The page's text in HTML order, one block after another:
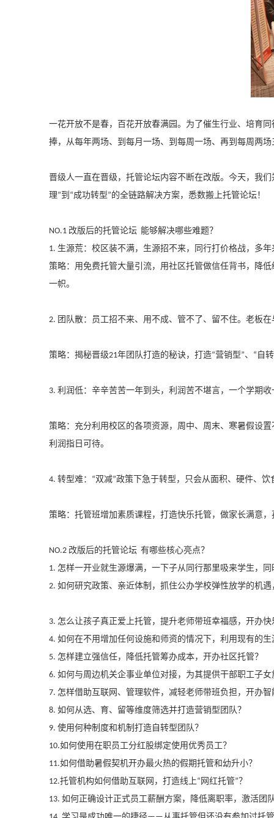
一花开放不是春，百花开放春满园。为了催生行业、培育
捧，从每年两场、到每月一场、到每周一场、再到每周两
晋级人一直在晋级，托管论坛内容不断在改版。今天，我
理”到 “成功转型”的全链路解决方案，悉数搬上托管论坛！
NO.1 改版后的托管论坛 能够解决哪些难题？
1. 生源荒：校区装不满，生源招不来，同行打价格战，多
策略：用免费托管大量引流，用社区托管做信任背书，降
一帜。
2. 团队散：员工招不来、用不成、管不了、留不住。老板
策略：揭秘晋级21年团队打造的秘诀，打造“营销型”、 “ 自
3. 利润低：辛辛苦苦一年到头，利润苦不堪言，一个学期
策略：充分利用校区的各项资源，周中、周末、寒暑假设
利润指日可待。
4. 转型难： “双减”政策下急于转型，只会从面积、硬件、
策略：托管班增加素质课程，打造快乐托管，做家长满意
NO.2 改版后的托管论坛 有哪些核心亮点？
1. 怎样一开业就生源爆满，一下子从同行那里吸来学生，
2. 如何研究政策、亲近体制，抓住公办学校弹性放学的机
3. 怎么让孩子真正爱上托管，提升老师带班幸福感，开办快
4. 如何在不用增加任何设施和师资的情况下，利用现有的
5. 怎样建立强信任，降低托管筹办成本，开办社区托管？
6. 如何与周边机关企事业单位对接，为其提供干部职工子
7. 怎样借助互联网、管理软件，减轻老师带班负担，开办智
8. 如何从选、育、留等维度筛选并打造营销型团队？
9. 使用何种制度和机制打造自转型团队？
10.如何使用在职员工分红股绑定使用优秀员工？
11.如何借助暑假契机开办最火热的假期托管和幼升小？
12.托管机构如何借助互联网，打造线上“ 网红托管”？
13. 如何正确设计正式员工薪酬方案，降低离职率，激活团
学习是成功唯一的捷径 从事托管但还没有参加过托